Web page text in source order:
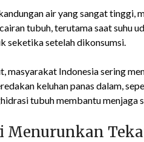
air yang sangat tinggi,
tubuh, terutama saat suhu
seketika setelah dikonsumsi.
masyarakat Indonesia sering
keluhan panas dalam,
tubuh membantu menjaga
Menurunkan